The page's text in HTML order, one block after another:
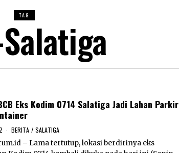
TAG
Eks Kodim 0714 Salatiga Jadi Lahan Parkir
J
BERITA / SALATIGA
– Lama tertutup, lokasi berdirinya eks